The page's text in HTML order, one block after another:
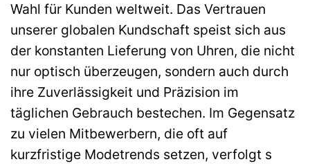
Wahl für Kunden weltweit. Das Vertrauen
unserer globalen Kundschaft speist sich aus
der konstanten Lieferung von Uhren, die nicht
nur optisch überzeugen, sondern auch durch
ihre Zuverlässigkeit und Präzision im
täglichen Gebrauch bestechen. Im Gegensatz
zu vielen Mitbewerbern, die oft auf
kurzfristige Modetrends setzen, verfolgt s